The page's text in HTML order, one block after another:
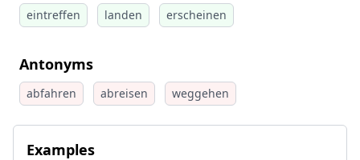
eintreffen landen erscheinen
Antonyms
abfahren abreisen weggehen
Examples